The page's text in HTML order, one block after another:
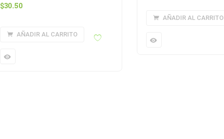
$30.50
AÑADIR AL CARRITO
AÑADIR AL CARRITO